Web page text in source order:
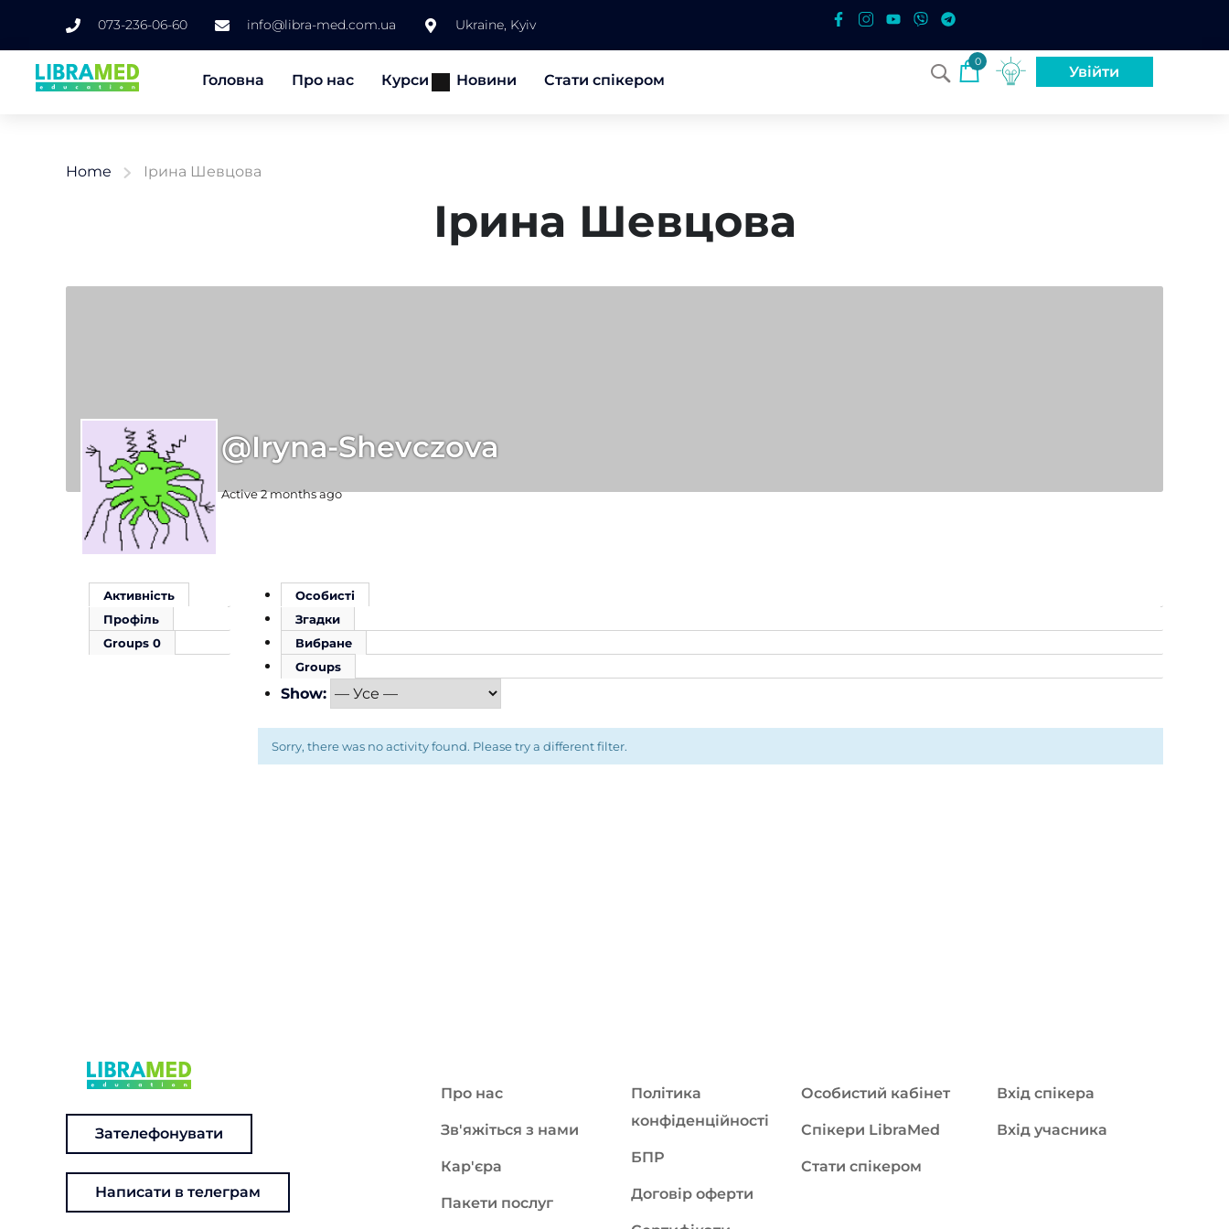
073-236-06-60 info@libra-med.com.ua Ukraine, Kyiv
Головна Про нас Курси Новини Стати спікером
0
Увійти
Home Ірина Шевцова
Ірина Шевцова
@iryna-Shevczova
Active 2 months ago
Активність
Профіль
Groups 0
Особисті
Згадки
Вибране
Groups
Show:
Sorry, there was no activity found. Please try a different filter.
Зателефонувати
Написати в телеграм
Про нас
Зв'яжіться з нами
Кар'єра
Пакети послуг
Політика
конфіденційності
БПР
Договір оферти
Особистий кабінет
Спікери LibraMed
Стати спікером
Вхід спікера
Вхід учасника